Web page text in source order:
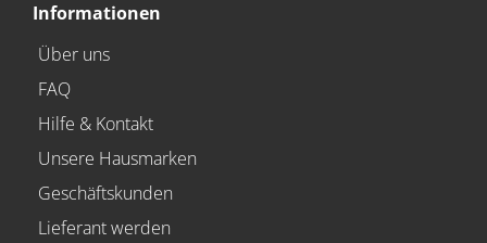
Informationen
Über uns
FAQ
Hilfe & Kontakt
Unsere Hausmarken
Geschäftskunden
Lieferant werden